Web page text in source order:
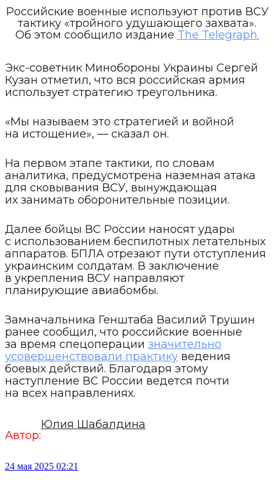
Российские военные используют против ВСУ
тактику «тройного удушающего захвата».
Об этом сообщило издание The Telegraph.
Экс-советник Минобороны Украины Сергей
Кузан отметил, что вся российская армия
использует стратегию треугольника.
«Мы называем это стратегией и войной
на истощение», — сказал он.
На первом этапе тактики, по словам
аналитика, предусмотрена наземная атака
для сковывания ВСУ, вынуждающая
их занимать оборонительные позиции.
Далее бойцы ВС России наносят удары
с использованием беспилотных летательных
аппаратов. БПЛА отрезают пути отступления
украинским солдатам. В заключение
в укрепления ВСУ направляют
планирующие авиабомбы.
Замначальника Генштаба Василий Трушин
ранее сообщил, что российские военные
за время спецоперации значительно
усовершенствовали практику ведения
боевых действий. Благодаря этому
наступление ВС России ведется почти
на всех направлениях.
Автор:
Юлия Шабалдина
24 мая 2025 02:21